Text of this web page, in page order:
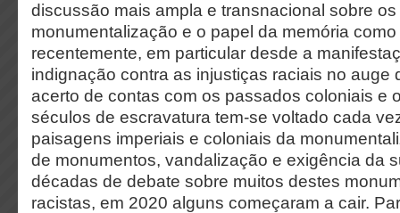
discussão mais ampla e transnacional sobre
monumentalização e o papel da memória
recentemente, em particular desde a
indignação contra as injustiças raciais no auge
acerto de contas com os passados coloniais e
séculos de escravatura tem-se voltado cada
paisagens imperiais e coloniais da
de monumentos, vandalização e exigência da
décadas de debate sobre muitos destes
racistas, em 2020 alguns começaram a cair.